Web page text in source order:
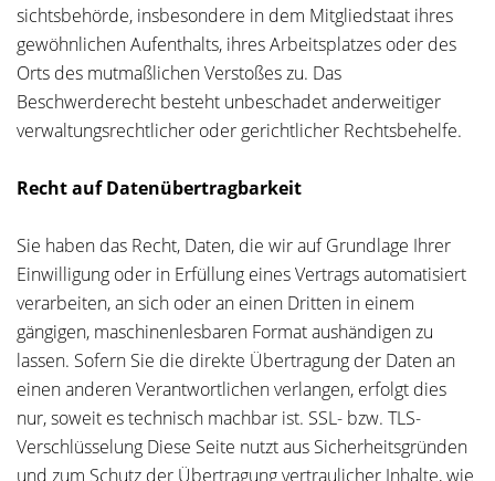
sichtsbehörde, insbesondere in dem Mitgliedstaat ihres
gewöhnlichen Aufenthalts, ihres Arbeitsplatzes oder des
Orts des mutmaßlichen Verstoßes zu. Das
Beschwerderecht besteht unbeschadet anderweitiger
verwaltungsrechtlicher oder gerichtlicher Rechtsbehelfe.
Recht auf Datenübertragbarkeit
Sie haben das Recht, Daten, die wir auf Grundlage Ihrer
Einwilligung oder in Erfüllung eines Vertrags automatisiert
verarbeiten, an sich oder an einen Dritten in einem
gängigen, maschinenlesbaren Format aushändigen zu
lassen. Sofern Sie die direkte Übertragung der Daten an
einen anderen Verantwortlichen verlangen, erfolgt dies
nur, soweit es technisch machbar ist. SSL- bzw. TLS-
Verschlüsselung Diese Seite nutzt aus Sicherheitsgründen
und zum Schutz der Übertragung vertraulicher Inhalte, wie